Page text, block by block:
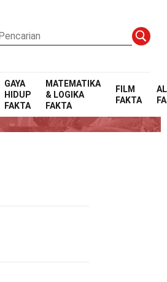
GAYA
HIDUP
FAKTA
MATEMATIKA
& LOGIKA
FAKTA
FILM
FAKTA